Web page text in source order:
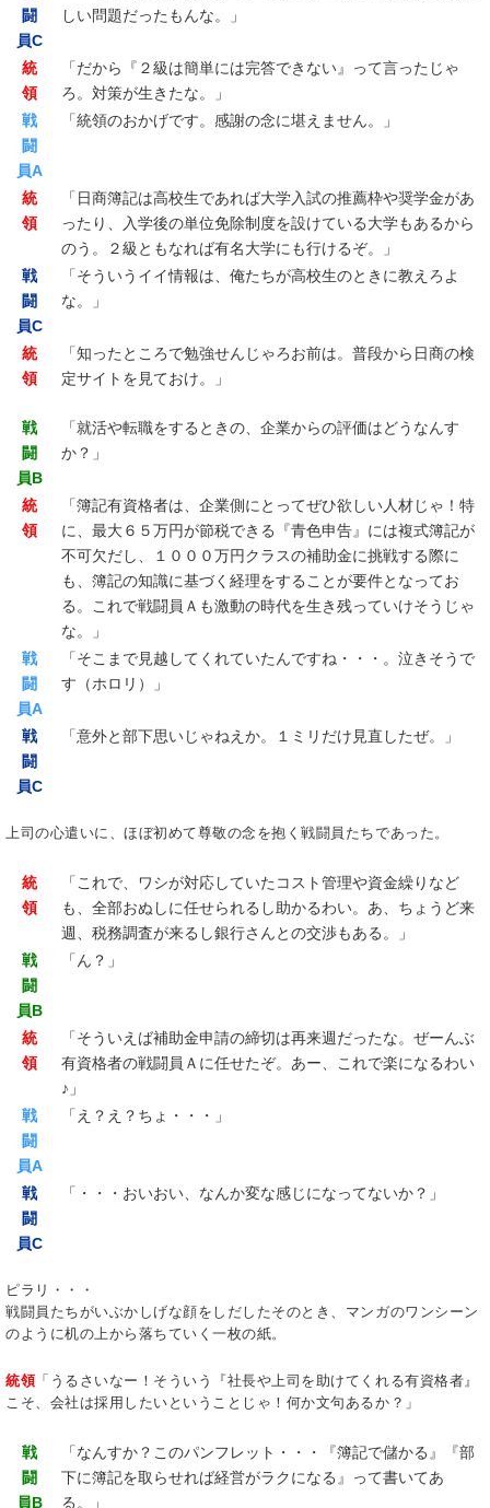
闘
員C
しい問題だったもんな。」
統
領
「だから『２級は簡単には完答できない』って言ったじゃ
ろ。対策が生きたな。」
戦
闘
員A
「統領のおかげです。感謝の念に堪えません。」
統
領
「日商簿記は高校生であれば大学入試の推薦枠や奨学金があ
ったり、入学後の単位免除制度を設けている大学もあるから
のう。２級ともなれば有名大学にも行けるぞ。」
戦
闘
員C
「そういうイイ情報は、俺たちが高校生のときに教えろよ
な。」
統
領
「知ったところで勉強せんじゃろお前は。普段から日商の検
定サイトを見ておけ。」
戦
闘
員B
「就活や転職をするときの、企業からの評価はどうなんす
か？」
統
領
「簿記有資格者は、企業側にとってぜひ欲しい人材じゃ！特
に、最大６５万円が節税できる『青色申告』には複式簿記が
不可欠だし、１０００万円クラスの補助金に挑戦する際に
も、簿記の知識に基づく経理をすることが要件となってお
る。これで戦闘員Ａも激動の時代を生き残っていけそうじゃ
な。」
戦
闘
員A
「そこまで見越してくれていたんですね・・・。泣きそうで
す（ホロリ）」
戦
闘
員C
「意外と部下思いじゃねえか。１ミリだけ見直したぜ。」
上司の心遣いに、ほぼ初めて尊敬の念を抱く戦闘員たちであった。
統
領
「これで、ワシが対応していたコスト管理や資金繰りなど
も、全部おぬしに任せられるし助かるわい。あ、ちょうど来
週、税務調査が来るし銀行さんとの交渉もある。」
戦
闘
員B
「ん？」
統
領
「そういえば補助金申請の締切は再来週だったな。ぜーんぶ
有資格者の戦闘員Ａに任せたぞ。あー、これで楽になるわい
♪」
戦
闘
員A
「え？え？ちょ・・・」
戦
闘
員C
「・・・おいおい、なんか変な感じになってないか？」
ピラリ・・・
戦闘員たちがいぶかしげな顔をしだしたそのとき、マンガのワンシーン
のように机の上から落ちていく一枚の紙。
統領「うるさいなー！そういう『社長や上司を助けてくれる有資格者』
こそ、会社は採用したいということじゃ！何か文句あるか？」
戦
闘
員B
「なんすか？このパンフレット・・・『簿記で儲かる』『部
下に簿記を取らせれば経営がラクになる』って書いてあ
る。」